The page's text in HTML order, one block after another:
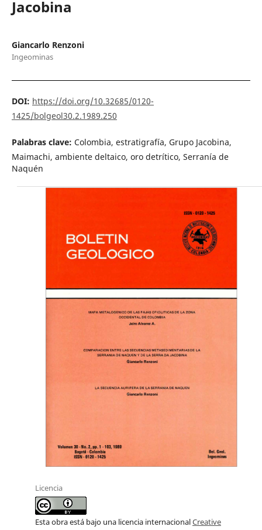
Jacobina
Giancarlo Renzoni
Ingeominas
DOI: https://doi.org/10.32685/0120-
1425/bolgeol30.2.1989.250
Palabras clave: Colombia, estratigrafía, Grupo Jacobina,
Maimachi, ambiente deltaico, oro detrítico, Serranía de
Naquén
Licencia
Esta obra está bajo una licencia internacionalCreative